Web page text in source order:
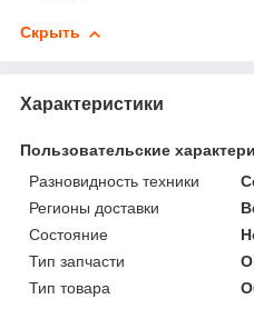
Скрыть
Характеристики
Пользовательские
Разновидность техники
Регионы доставки
Состояние
Тип запчасти
Тип товара